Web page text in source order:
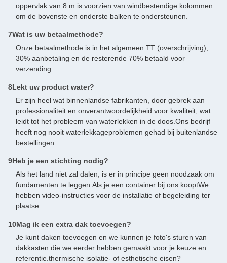
oppervlak van 8 m is voorzien van windbestendige kolommen
om de bovenste en onderste balken te ondersteunen.
7Wat is uw betaalmethode?
Onze betaalmethode is in het algemeen TT (overschrijving),
30% aanbetaling en de resterende 70% betaald voor
verzending.
8Lekt uw product water?
Er zijn heel wat binnenlandse fabrikanten, door gebrek aan
professionaliteit en onverantwoordelijkheid voor kwaliteit, wat
leidt tot het probleem van waterlekken in de doos.Ons bedrijf
heeft nog nooit waterlekkageproblemen gehad bij buitenlandse
bestellingen..
9Heb je een stichting nodig?
Als het land niet zal dalen, is er in principe geen noodzaak om
fundamenten te leggen.Als je een container bij ons kooptWe
hebben video-instructies voor de installatie of begeleiding ter
plaatse.
10Mag ik een extra dak toevoegen?
Je kunt daken toevoegen en we kunnen je foto's sturen van
dakkasten die we eerder hebben gemaakt voor je keuze en
referentie.thermische isolatie- of esthetische eisen?